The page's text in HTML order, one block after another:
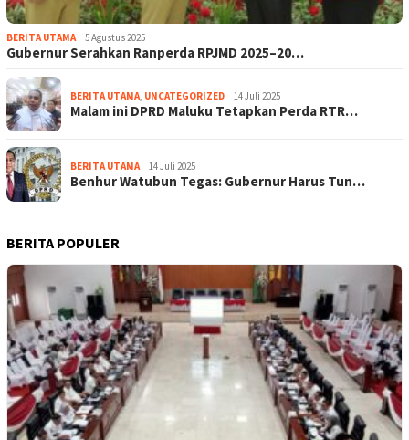
BERITA UTAMA 5 Agustus 2025
Gubernur Serahkan Ranperda RPJMD 2025–20…
BERITA UTAMA, UNCATEGORIZED 14 Juli 2025
Malam ini DPRD Maluku Tetapkan Perda RTR…
BERITA UTAMA 14 Juli 2025
Benhur Watubun Tegas: Gubernur Harus Tun…
BERITA POPULER